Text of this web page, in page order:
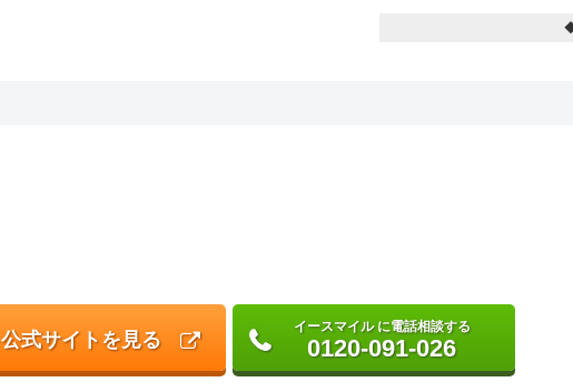
公式サイトを見る
イースマイル に電話相談する
0120-091-026